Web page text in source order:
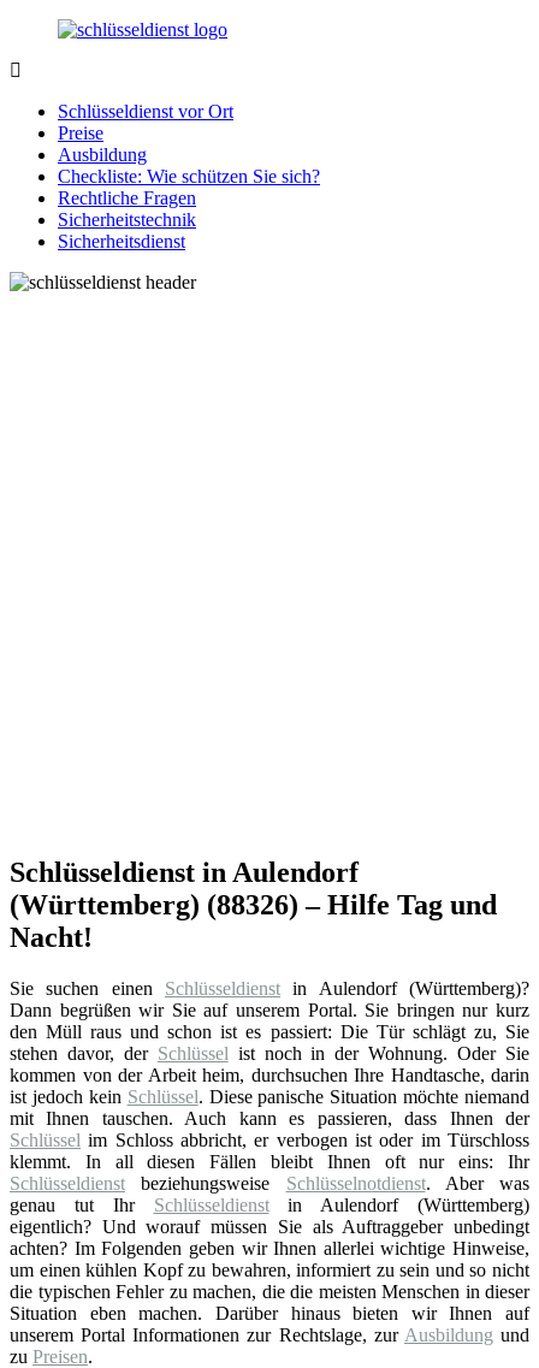
Zurück
Inhalt
Notlage
wird
gelöst!
Schlüsseldienst vor Ort
Preise
Ausbildung
Checkliste: Wie schützen Sie sich?
Rechtliche Fragen
Sicherheitstechnik
Sicherheitsdienst
Schlüsseldienst in Aulendorf
(Württemberg) (88326) – Hilfe Tag und
Nacht!
Sie suchen einen Schlüsseldienst in Aulendorf (Württemberg)?
Dann begrüßen wir Sie auf unserem Portal. Sie bringen nur kurz
den Müll raus und schon ist es passiert: Die Tür schlägt zu, Sie
stehen davor, der Schlüssel ist noch in der Wohnung. Oder Sie
kommen von der Arbeit heim, durchsuchen Ihre Handtasche, darin
ist jedoch kein Schlüssel. Diese panische Situation möchte niemand
mit Ihnen tauschen. Auch kann es passieren, dass Ihnen der
Schlüssel im Schloss abbricht, er verbogen ist oder im Türschloss
klemmt. In all diesen Fällen bleibt Ihnen oft nur eins: Ihr
Schlüsseldienst beziehungsweise Schlüsselnotdienst. Aber was
genau tut Ihr Schlüsseldienstin Aulendorf (Württemberg)
eigentlich? Und worauf müssen Sie als Auftraggeber unbedingt
achten? Im Folgenden geben wir Ihnen allerlei wichtige Hinweise,
um einen kühlen Kopf zu bewahren, informiert zu sein und so nicht
die typischen Fehler zu machen, die die meisten Menschen in dieser
Situation eben machen. Darüber hinaus bieten wir Ihnen auf
unserem Portal Informationen zur Rechtslage, zur Ausbildung und
zu Preisen.